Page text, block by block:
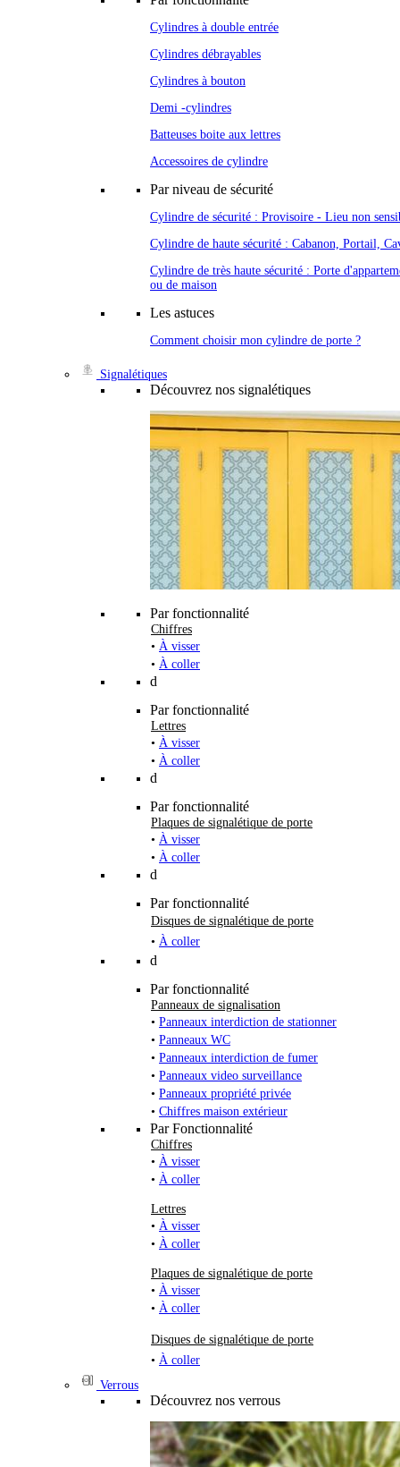
Cylindres à double entrée
Cylindres débrayables
Cylindres à bouton
Demi -cylindres
Batteuses boite aux lettres
Accessoires de cylindre
Par niveau de sécurité
Cylindre de sécurité : Provisoire - Lieu non
Cylindre de haute sécurité : Cabanon, Portail,
Cylindre de très haute sécurité : Porte
ou de maison
Les astuces
Comment choisir mon cylindre de porte ?
Signalétiques
Découvrez nos signalétiques
Par fonctionnalité
Chiffres
• À visser
• À coller
d
Par fonctionnalité
Lettres
• À visser
• À coller
d
Par fonctionnalité
Plaques de signalétique de porte
• À visser
• À coller
d
Par fonctionnalité
Disques de signalétique de porte
• À coller
d
Par fonctionnalité
Panneaux de signalisation
• Panneaux interdiction de stationner
• Panneaux WC
• Panneaux interdiction de fumer
• Panneaux video surveillance
• Panneaux propriété privée
• Chiffres maison extérieur
Par Fonctionnalité
Chiffres
• À visser
• À coller
Lettres
• À visser
• À coller
Plaques de signalétique de porte
• À visser
• À coller
Disques de signalétique de porte
• À coller
Verrous
Découvrez nos verrous